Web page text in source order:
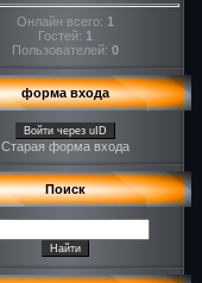
Онлайн всего: 1
Гостей: 1
Пользователей: 0
форма входа
Войти через uID
Старая форма входа
Поиск